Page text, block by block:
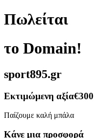
Πωλείται
το Domain!
sport895.gr
Εκτιμώμενη αξία€300
Παίζουμε καλή μπάλα
Κάνε μια προσφορά